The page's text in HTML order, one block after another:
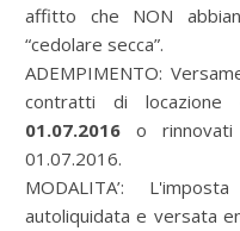
affitto che NON
“cedolare secca”.
ADEMPIMENTO:
contratti di
01.07.2016 o
01.07.2016.
MODALITA’:
autoliquidata e versata